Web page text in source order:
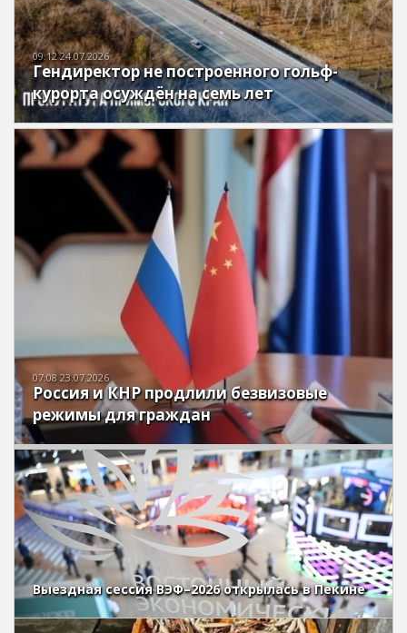
09:12 24.07.2026
Гендиректор не построенного гольф-
курорта осуждён на семь лет
07:08 23.07.2026
Россия и КНР продлили безвизовые
режимы для граждан
Выездная сессия ВЭФ–2026 открылась в Пекине